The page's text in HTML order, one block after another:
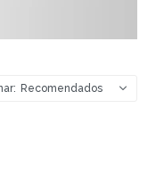
Recomendados